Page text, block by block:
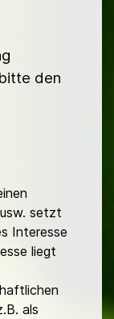
den
setzt
Interesse
liegt
als